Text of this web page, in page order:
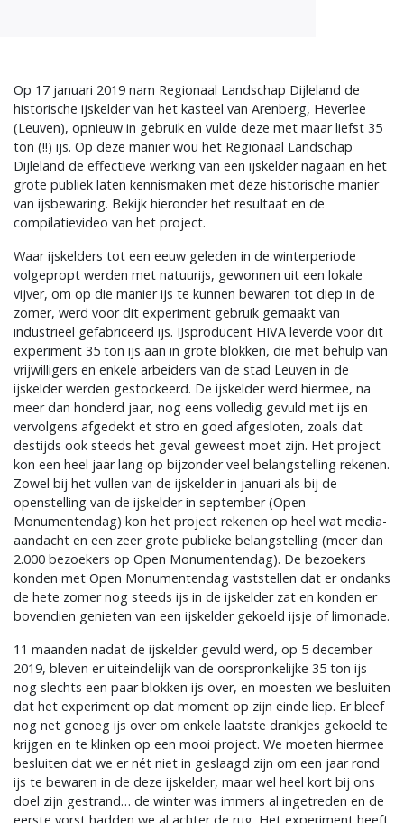
Op 17 januari 2019 nam Regionaal Landschap Dijleland de
historische ijskelder van het kasteel van Arenberg, Heverlee
(Leuven), opnieuw in gebruik en vulde deze met maar liefst 35
ton (!!) ijs. Op deze manier wou het Regionaal Landschap
Dijleland de effectieve werking van een ijskelder nagaan en het
grote publiek laten kennismaken met deze historische manier
van ijsbewaring. Bekijk hieronder het resultaat en de
compilatievideo van het project.
Waar ijskelders tot een eeuw geleden in de winterperiode
volgepropt werden met natuurijs, gewonnen uit een lokale
vijver, om op die manier ijs te kunnen bewaren tot diep in de
zomer, werd voor dit experiment gebruik gemaakt van
industrieel gefabriceerd ijs. IJsproducent HIVA leverde voor dit
experiment 35 ton ijs aan in grote blokken, die met behulp van
vrijwilligers en enkele arbeiders van de stad Leuven in de
ijskelder werden gestockeerd. De ijskelder werd hiermee, na
meer dan honderd jaar, nog eens volledig gevuld met ijs en
vervolgens afgedekt et stro en goed afgesloten, zoals dat
destijds ook steeds het geval geweest moet zijn. Het project
kon een heel jaar lang op bijzonder veel belangstelling rekenen.
Zowel bij het vullen van de ijskelder in januari als bij de
openstelling van de ijskelder in september (Open
Monumentendag) kon het project rekenen op heel wat media-
aandacht en een zeer grote publieke belangstelling (meer dan
2.000 bezoekers op Open Monumentendag). De bezoekers
konden met Open Monumentendag vaststellen dat er ondanks
de hete zomer nog steeds ijs in de ijskelder zat en konden er
bovendien genieten van een ijskelder gekoeld ijsje of limonade.
11 maanden nadat de ijskelder gevuld werd, op 5 december
2019, bleven er uiteindelijk van de oorspronkelijke 35 ton ijs
nog slechts een paar blokken ijs over, en moesten we besluiten
dat het experiment op dat moment op zijn einde liep. Er bleef
nog net genoeg ijs over om enkele laatste drankjes gekoeld te
krijgen en te klinken op een mooi project. We moeten hiermee
besluiten dat we er nét niet in geslaagd zijn om een jaar rond
ijs te bewaren in de deze ijskelder, maar wel heel kort bij ons
doel zijn gestrand… de winter was immers al ingetreden en de